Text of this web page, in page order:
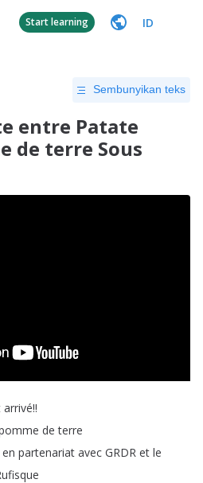
Start learning ID
Sembunyikan teks
entre Patate
de terre Sous
arrivé!!
de terre
en partenariat avec GRDR et le